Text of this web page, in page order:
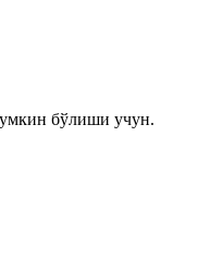
бўлиши учун.